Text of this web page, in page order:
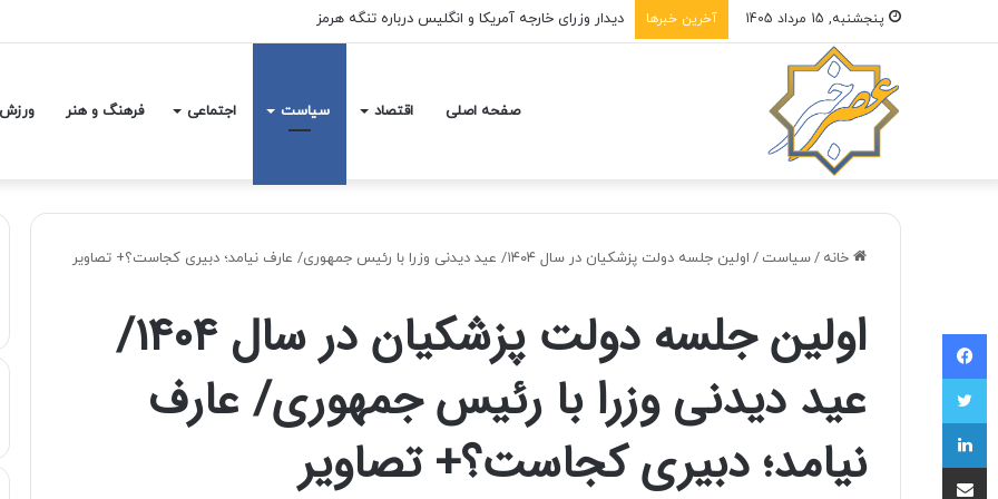
پنجشنبه, 15 مرداد 1405 آخرین خبرها ایران را همه مردم نگه داشتند، نه فقط کسانی که در خیابان بودند
صفحه اصلی اقتصاد سیاست اجتماعی فرهنگ و هنر ورزش
خانه /سیاست / اولین جلسه دولت پزشکیان در سال ۱۴۰۴/ عید دیدنی وزرا با رئیس جمهوری/ عارف نیامد؛ دبیری کجاست؟+ تصاویر
اولین جلسه دولت پزشکیان در سال ۱۴۰۴/
عید دیدنی وزرا با رئیس جمهوری/ عارف
نیامد؛ دبیری کجاست؟+ تصاویر